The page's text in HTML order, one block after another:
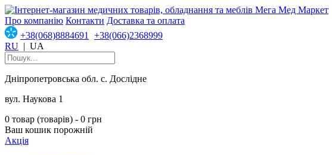
Про компанію Контакти Доставка та оплата
+38(068)8884691
+38(066)2368999
RU | UA
Дніпропетровська обл. с. Дослідне
вул. Наукова 1
0 товар (товарів) - 0 грн
Ваш кошик порожній
Акція